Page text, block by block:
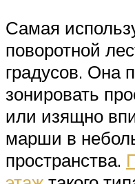
Самая
поворотной
градусов. Она
зонировать
или изящно
марши в
пространства.